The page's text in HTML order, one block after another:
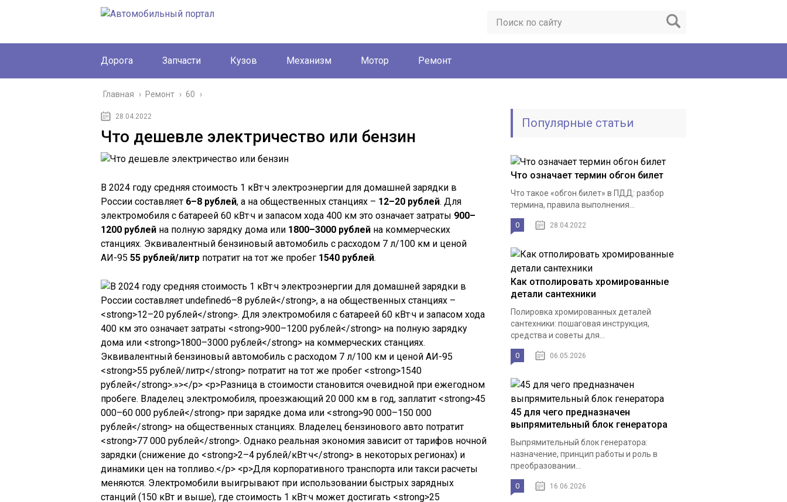
Дорога Запчасти Кузов Механизм Мотор Ремонт
Главная › Ремонт › 60 ›
28.04.2022
Что дешевле электричество или бензин
В 2024 году средняя стоимость 1 кВт·ч электроэнергии для домашней зарядки в
России составляет 6–8 рублей, а на общественных станциях – 12–20 рублей. Для
электромобиля с батареей 60 кВт·ч и запасом хода 400 км это означает затраты 900–
1200 рублей на полную зарядку дома или 1800–3000 рублей на коммерческих
станциях. Эквивалентный бензиновый автомобиль с расходом 7 л/100 км и ценой
АИ-95 55 рублей/литр потратит на тот же пробег 1540 рублей.
Популярные статьи
Что означает термин обгон билет
Что такое «обгон билет» в ПДД: разбор
термина, правила выполнения...
0 28.04.2022
Как отполировать хромированные
детали сантехники
Полировка хромированных деталей
сантехники: пошаговая инструкция,
средства и советы для...
0 06.05.2026
45 для чего предназначен
выпрямительный блок генератора
Выпрямительный блок генератора:
назначение, принцип работы и роль в
преобразовании...
0 16.06.2026